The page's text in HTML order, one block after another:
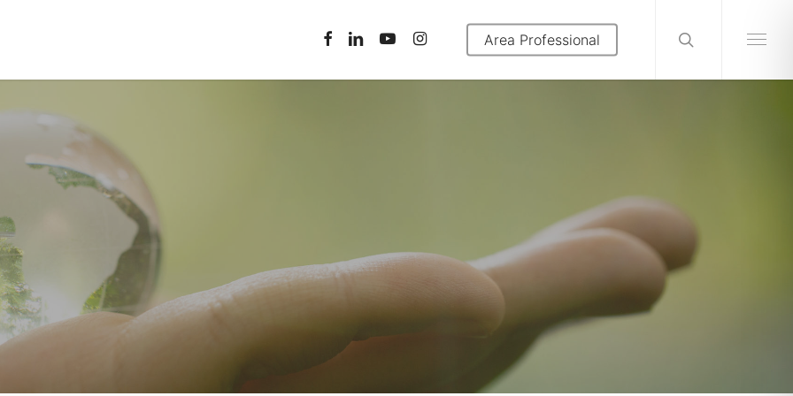
facebooklinkedinyoutubeinstagram Area Professional Menu